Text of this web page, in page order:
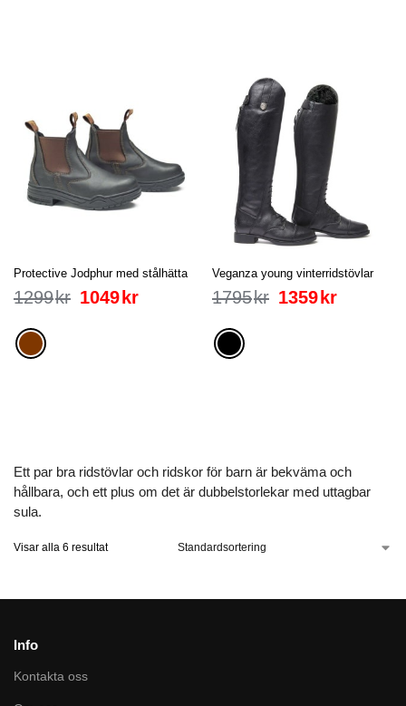
Protective Jodphur med stålhätta
1299kr 1049 kr
Veganza young vinterridstövlar
1795kr 1359 kr
Ett par bra ridstövlar och ridskor för barn är bekväma och
hållbara, och ett plus om det är dubbelstorlekar med uttagbar
sula.
Visar alla 6 resultat
Info
Kontakta oss